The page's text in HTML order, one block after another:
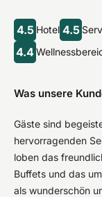
4.5 Hotel 4.5
4.4
Was unsere
Gäste sind
hervorragenden
loben das
Buffets und das
als wunderschön